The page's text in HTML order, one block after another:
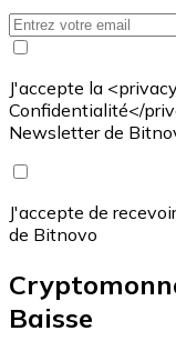
J'accepte la
Confidentialité</
Newsletter de
J'accepte de
de Bitnovo
Baisse